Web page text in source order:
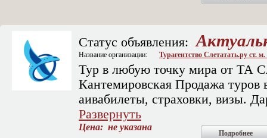
Статус объявления:
Название организации: Турагентство Слетатать.ру ст.
Тур в любую точку мира от ТА
Кантемировская Продажа
аивабилеты, страховки, визы.
Развернуть
Цена: не указана
Подробнее